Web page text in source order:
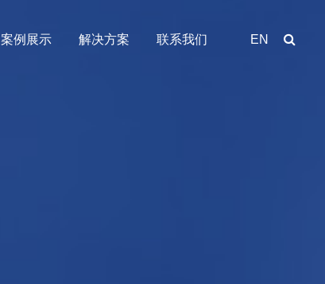
案例展示 解决方案 联系我们 EN